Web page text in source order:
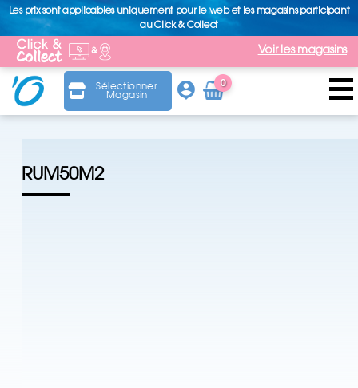
Les prix sont applicables uniquement pour le web et les magasins participant
au Click & Collect
Voir les magasins
Sélectionner
Magasin
0
Arti
cle
RUM50M2